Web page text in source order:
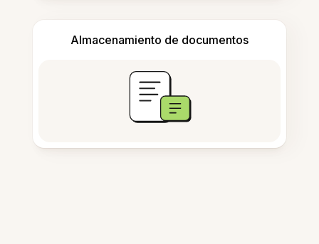
Almacenamiento de documentos